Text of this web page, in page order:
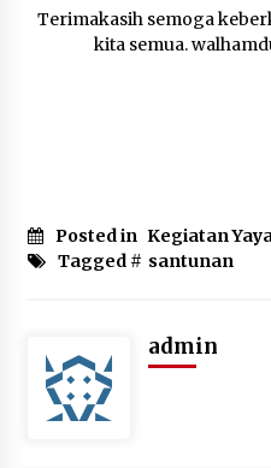
Terimakasih semoga
kita semua.
Posted in Kegiatan
Tagged # santunan
admin